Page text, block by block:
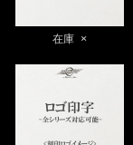
在庫 ×